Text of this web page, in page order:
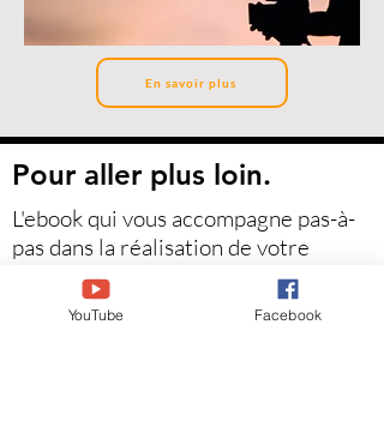
En savoir plus
Pour aller plus loin.
L'ebook qui vous accompagne pas-à-
pas dans la réalisation de votre
documentaire !
YouTube Facebook